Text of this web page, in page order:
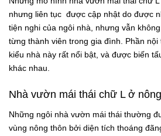
nhưng liên tục được cập nhật do được
tiện nghi của ngôi nhà, nhưng vẫn
từng thành viên trong gia đình. Phần
kiểu nhà này rất nổi bật, và được biến
khác nhau.
Nhà vườn mái thái chữ L ở
Những ngôi nhà vườn mái thái thường
vùng nông thôn bởi diện tích thoáng